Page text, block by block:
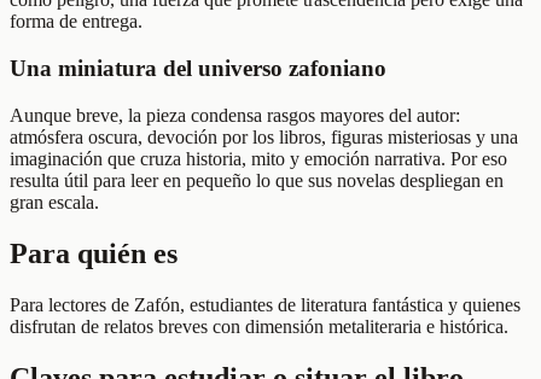
forma de entrega.
Una miniatura del universo zafoniano
Aunque breve, la pieza condensa rasgos mayores del autor:
atmósfera oscura, devoción por los libros, figuras misteriosas y una
imaginación que cruza historia, mito y emoción narrativa. Por eso
resulta útil para leer en pequeño lo que sus novelas despliegan en
gran escala.
Para quién es
Para lectores de Zafón, estudiantes de literatura fantástica y quienes
disfrutan de relatos breves con dimensión metaliteraria e histórica.